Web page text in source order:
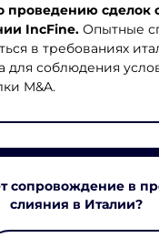
проведению сделок
IncFine. Опытные
в требованиях
для соблюдения
M&A.
сопровождение в
слияния в Италии?